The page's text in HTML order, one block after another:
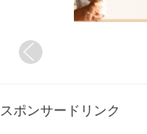
スポンサードリンク